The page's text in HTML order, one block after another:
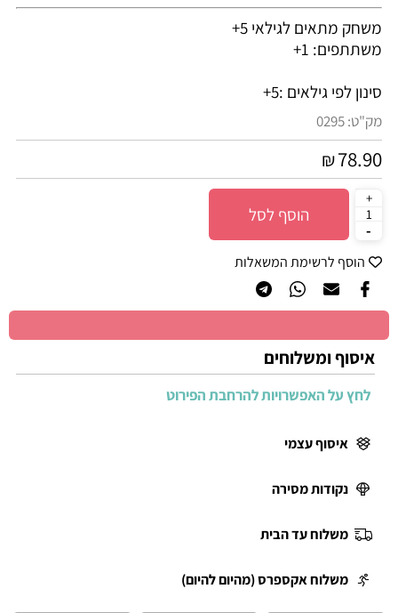
משחק מתאים לגילאי 5+
משתתפים: 1+
סינון לפי גילאים :5+
מק"ט:0295
₪78.90
הוסף לסל
הוסף לרשימת המשאלות
איסוף ומשלוחים
לחץ על האפשרויות להרחבת הפירוט
איסוף עצמי
נקודות מסירה
משלוח עד הבית
משלוח אקספרס (מהיום להיום)